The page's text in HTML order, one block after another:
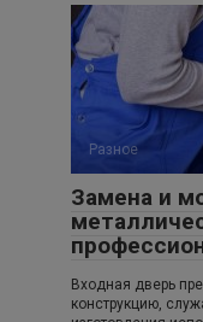
Разное
Замена и
Входная дверь
конструкцию,